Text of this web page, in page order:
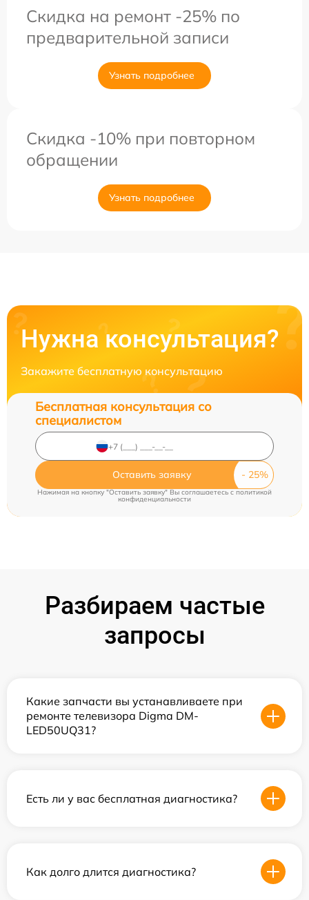
Скидка на ремонт -25% по
предварительной записи
Узнать подробнее
Скидка -10% при повторном
обращении
Узнать подробнее
Нужна консультация?
Закажите бесплатную консультацию
Бесплатная консультация со
специалистом
Оставить заявку
Нажимая на кнопку "Оставить заявку" Вы соглашаетесь c политикой
конфиденциальности
Разбираем частые
запросы
Какие запчасти вы устанавливаете при
ремонте телевизора Digma DM-
LED50UQ31?
Есть ли у вас бесплатная диагностика?
Как долго длится диагностика?